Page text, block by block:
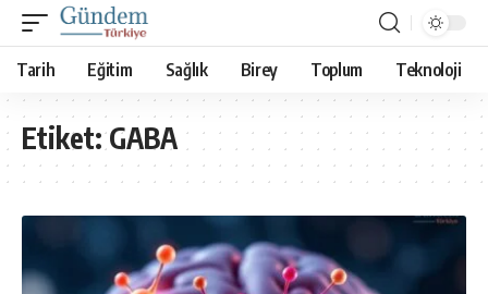
Tarih Eğitim Sağlık Birey Toplum Teknoloji
Etiket:GABA